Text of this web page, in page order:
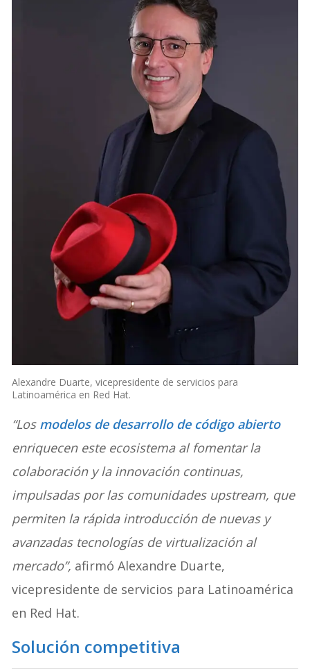
Alexandre Duarte, vicepresidente de servicios para
Latinoamérica en Red Hat.
“Los modelos de desarrollo de código abierto
enriquecen este ecosistema al fomentar la
colaboración y la innovación continuas,
impulsadas por las comunidades upstream, que
permiten la rápida introducción de nuevas y
avanzadas tecnologías de virtualización al
mercado”, afirmó Alexandre Duarte,
vicepresidente de servicios para Latinoamérica
en Red Hat.
Solución competitiva